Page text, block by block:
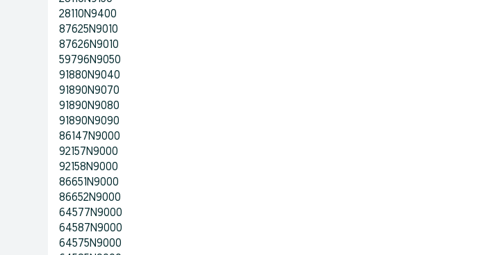
28110N9400
87625N9010
87626N9010
59796N9050
91880N9040
91890N9070
91890N9080
91890N9090
86147N9000
92157N9000
92158N9000
86651N9000
86652N9000
64577N9000
64587N9000
64575N9000